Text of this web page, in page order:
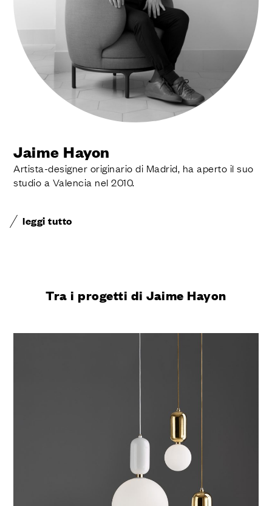
Jaime Hayon
Artista-designer originario di Madrid, ha aperto il suo
studio a Valencia nel 2010.
leggi tutto
Tra i progetti di Jaime Hayon